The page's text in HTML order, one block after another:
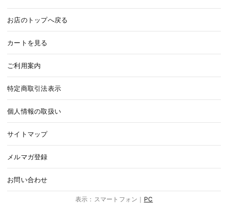
お店のトップへ戻る
カートを見る
ご利用案内
特定商取引法表示
個人情報の取扱い
サイトマップ
メルマガ登録
お問い合わせ
表示：スマートフォン｜ PC